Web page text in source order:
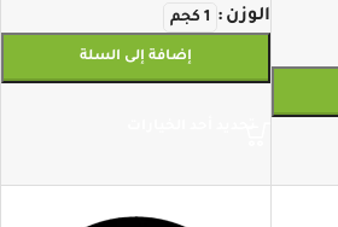
الوزن 1 كجم
إضافة إلى السلة